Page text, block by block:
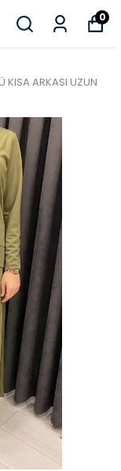
0
KISA ARKASI UZUN